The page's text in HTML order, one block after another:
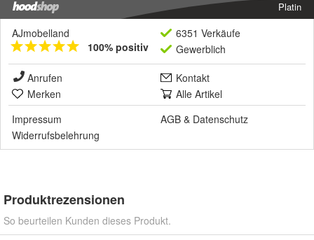
Platin
AJmobelland
100% positiv
6351 Verkäufe
Gewerblich
Anrufen
Kontakt
Merken
Alle Artikel
Impressum
AGB & Datenschutz
Widerrufsbelehrung
Produktrezensionen
So beurteilen Kunden dieses Produkt.